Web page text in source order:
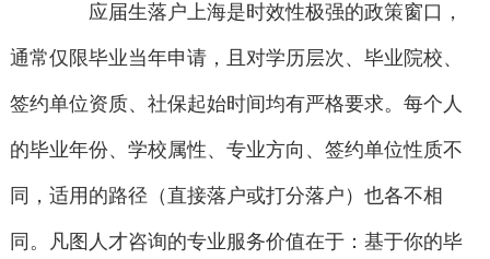
应届生落户上海是时效性极强的政策窗口，
通常仅限毕业当年申请，且对学历层次、毕业院校、
签约单位资质、社保起始时间均有严格要求。每个人
的毕业年份、学校属性、专业方向、签约单位性质不
同，适用的路径（直接落户或打分落户）也各不相
同。凡图人才咨询的专业服务价值在于：基于你的毕